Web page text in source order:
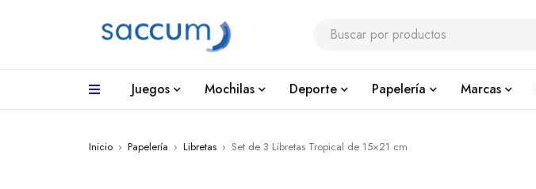
Juegos Mochilas Deporte Papelería Marcas
Inicio › Papelería › Libretas › Set de 3 Libretas Tropical de 15×21 cm